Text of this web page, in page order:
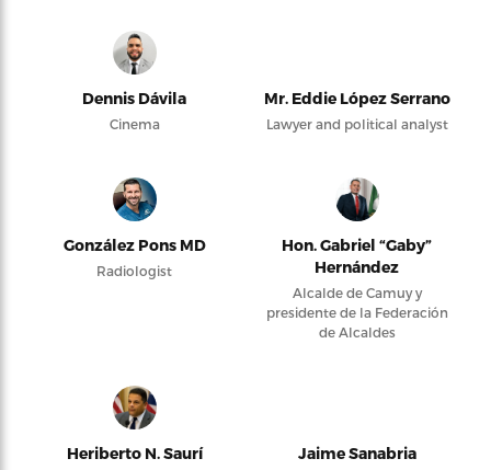
Dennis Dávila
Cinema
Mr. Eddie López Serrano
Lawyer and political analyst
González Pons MD
Radiologist
Hon. Gabriel “Gaby”
Hernández
Alcalde de Camuy y
presidente de la Federación
de Alcaldes
Heriberto N. Saurí Jaime Sanabria